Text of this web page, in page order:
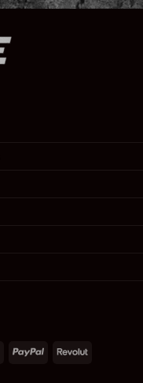
MasterCardPayPal Revolut